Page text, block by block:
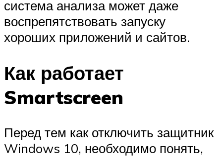
система анализа может даже
воспрепятствовать запуску
хороших приложений и сайтов.
Как работает
Smartscreen
Перед тем как отключить защитник
Windows 10, необходимо понять,